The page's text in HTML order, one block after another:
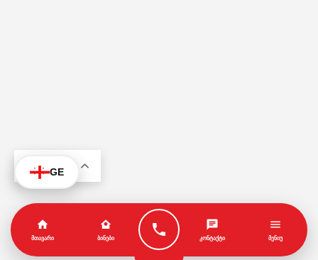
GE
ᲛᲗᲐᲕᲐᲠᲘ ᲑᲘᲜᲔᲑᲘ ᲙᲝᲜᲢᲐᲥᲢᲘ ᲛᲔᲜᲘᲣ
KA